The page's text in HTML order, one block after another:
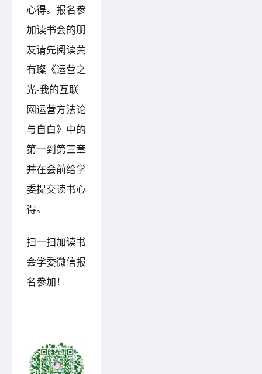
心得。报名参
加读书会的朋
友请先阅读黄
有璨《运营之
光-我的互联
网运营方法论
与自白》中的
第一到第三章
并在会前给学
委提交读书心
得。
扫一扫加读书
会学委微信报
名参加！